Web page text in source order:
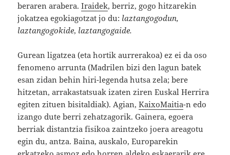
beraren arabera.Iraidek, berriz, gogo hitzarekin
jokatzea egokiagotzat jo du: laztangogodun,
laztangogokide, laztangogaide.
Gurean ligatzea (eta hortik aurrerakoa) ez ei da oso
fenomeno arrunta (Madrilen bizi den lagun batek
esan zidan behin hiri-legenda hutsa zela; bere
hitzetan, arrakastatsuak izaten ziren Euskal Herrira
egiten zituen bisitaldiak). Agian,KaixoMaitia-n edo
izango dute berri zehatzagorik. Gainera, egoera
berriak distantzia fisikoa zaintzeko joera areagotu
egin du, antza. Baina, auskalo, Europarekin